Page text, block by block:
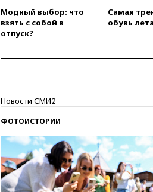
Модный выбор: что
взять с собой в
отпуск?
Самая
обувь
Новости СМИ2
ФОТОИСТОРИИ